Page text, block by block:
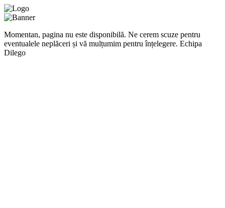
Momentan, pagina nu este disponibilă. Ne cerem scuze pentru
eventualele neplăceri și vă mulțumim pentru înțelegere. Echipa
Dilego